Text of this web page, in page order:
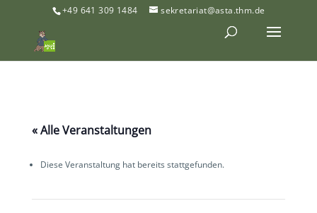
+49 641 309 1484 sekretariat@asta.thm.de
« Alle Veranstaltungen
Diese Veranstaltung hat bereits stattgefunden.